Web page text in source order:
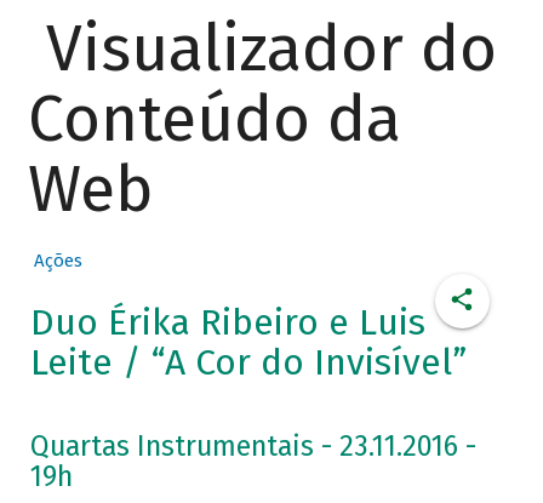
Visualizador do
Conteúdo da
Web
Ações
Duo Érika Ribeiro e Luis
Leite / “A Cor do Invisível”
Quartas Instrumentais - 23.11.2016 -
19h